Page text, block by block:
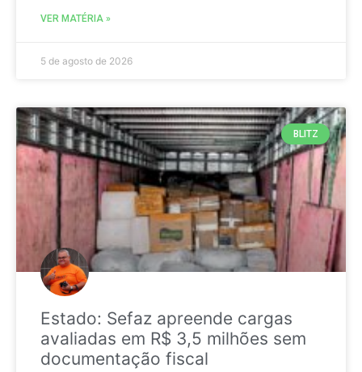
VER MATÉRIA »
5 de agosto de 2026
BLITZ
Estado: Sefaz apreende cargas
avaliadas em R$ 3,5 milhões sem
documentação fiscal